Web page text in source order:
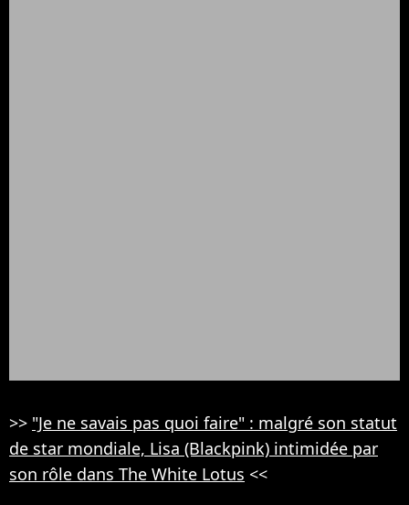
>> "Je ne savais pas quoi faire" : malgré son statut
de star mondiale, Lisa (Blackpink) intimidée par
son rôle dans The White Lotus <<